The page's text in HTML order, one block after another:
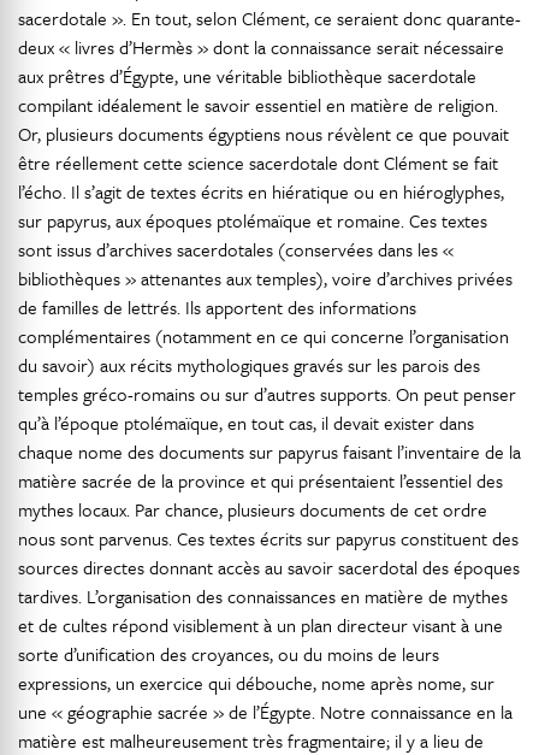
sacerdotale ». En tout, selon Clément, ce seraient donc quarante-
deux « livres d’Hermès » dont la connaissance serait nécessaire
aux prêtres d’Égypte, une véritable bibliothèque sacerdotale
compilant idéalement le savoir essentiel en matière de religion.
Or, plusieurs documents égyptiens nous révèlent ce que pouvait
être réellement cette science sacerdotale dont Clément se fait
l’écho. Il s’agit de textes écrits en hiératique ou en hiéroglyphes,
sur papyrus, aux époques ptolémaïque et romaine. Ces textes
sont issus d’archives sacerdotales (conservées dans les «
bibliothèques » attenantes aux temples), voire d’archives privées
de familles de lettrés. Ils apportent des informations
complémentaires (notamment en ce qui concerne l’organisation
du savoir) aux récits mythologiques gravés sur les parois des
temples gréco-romains ou sur d’autres supports. On peut penser
qu’à l’époque ptolémaïque, en tout cas, il devait exister dans
chaque nome des documents sur papyrus faisant l’inventaire de la
matière sacrée de la province et qui présentaient l’essentiel des
mythes locaux. Par chance, plusieurs documents de cet ordre
nous sont parvenus. Ces textes écrits sur papyrus constituent des
sources directes donnant accès au savoir sacerdotal des époques
tardives. L’organisation des connaissances en matière de mythes
et de cultes répond visiblement à un plan directeur visant à une
sorte d’unification des croyances, ou du moins de leurs
expressions, un exercice qui débouche, nome après nome, sur
une « géographie sacrée » de l’Égypte. Notre connaissance en la
matière est malheureusement très fragmentaire; il y a lieu de